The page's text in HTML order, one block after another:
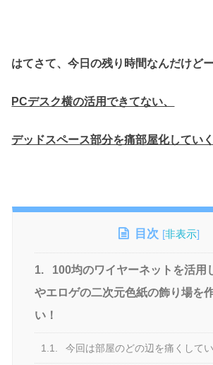
はてさて、今日の残り時間なんだけどー
PCデスク横の活用できてない、
デッドスペース部分を痛部屋化していく
目次 [非表示]
1.
100均のワイヤーネットを活用
やエロゲの二次元色紙の飾り場を
い！
1.1. 今回は部屋のどの辺を痛くして